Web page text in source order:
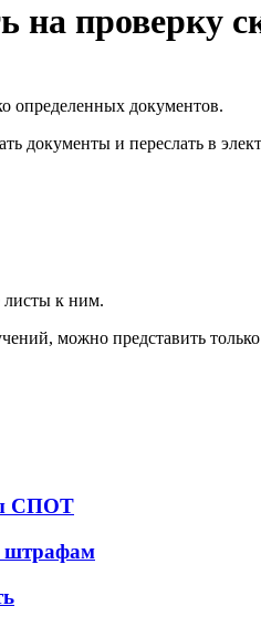
на проверку
определенных документов.
документы и переслать в
листы к ним.
можно представить
СПОТ
штрафам